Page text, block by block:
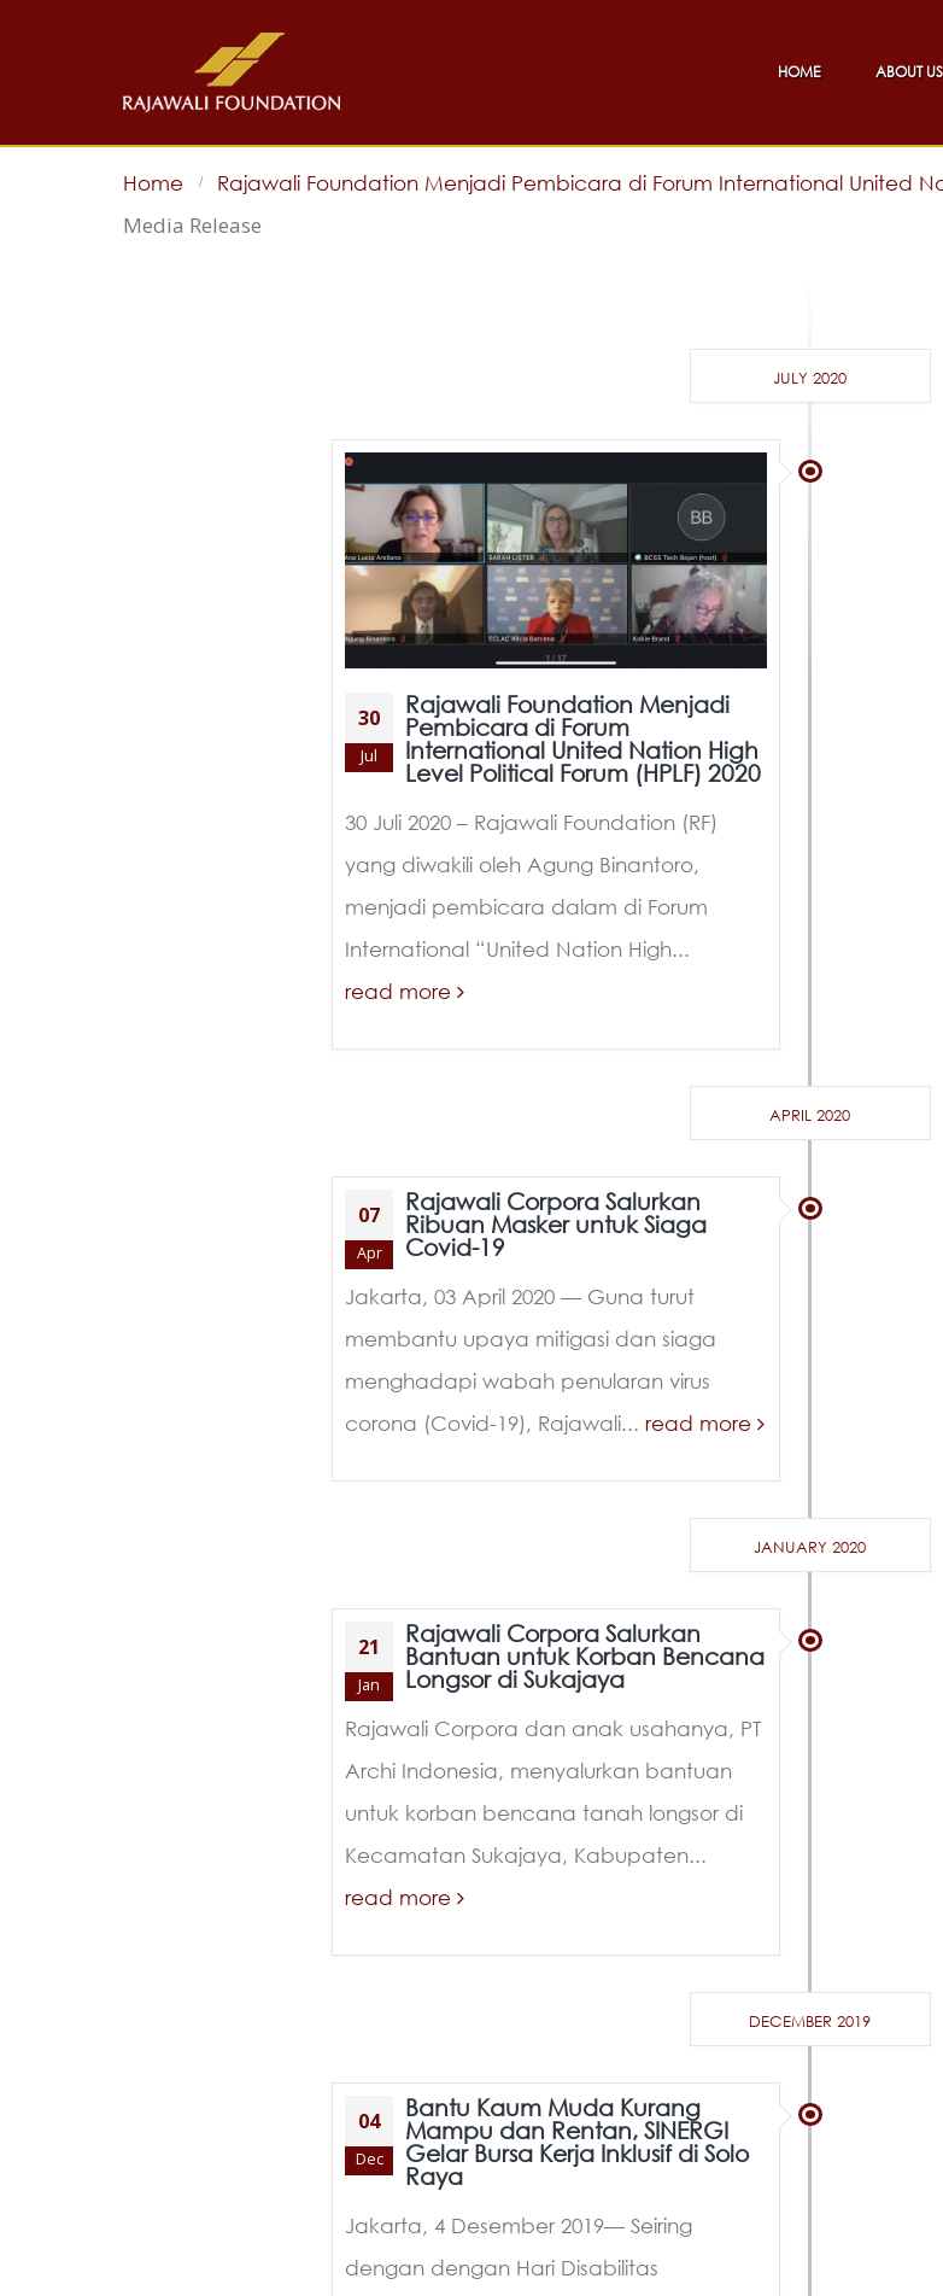
HOME ABOUT US
Home Rajawali Foundation Menjadi Pembicara di Forum International United
Media Release
JULY 2020
30
Jul
Rajawali Foundation Menjadi
Pembicara di Forum
International United Nation High
Level Political Forum (HPLF) 2020
30 Juli 2020 – Rajawali Foundation (RF)
yang diwakili oleh Agung Binantoro,
menjadi pembicara dalam di Forum
International “United Nation High...
read more
APRIL 2020
07
Apr
Rajawali Corpora Salurkan
Ribuan Masker untuk Siaga
Covid-19
Jakarta, 03 April 2020 — Guna turut
membantu upaya mitigasi dan siaga
menghadapi wabah penularan virus
corona (Covid-19), Rajawali...read more
JANUARY 2020
21
Jan
Rajawali Corpora Salurkan
Bantuan untuk Korban Bencana
Longsor di Sukajaya
Rajawali Corpora dan anak usahanya, PT
Archi Indonesia, menyalurkan bantuan
untuk korban bencana tanah longsor di
Kecamatan Sukajaya, Kabupaten...
read more
DECEMBER 2019
04
Dec
Bantu Kaum Muda Kurang
Mampu dan Rentan, SINERGI
Gelar Bursa Kerja Inklusif di Solo
Raya
Jakarta, 4 Desember 2019— Seiring
dengan dengan Hari Disabilitas